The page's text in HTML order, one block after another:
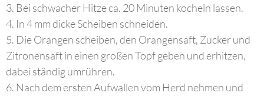
3. Bei schwacher Hitze ca. 20 Minuten köcheln lassen.
4. In 4 mm dicke Scheiben schneiden.
5. Die Orangen scheiben, den Orangensaft, Zucker und
Zitronensaft in einen großen Topf geben und erhitzen,
dabei ständig umrühren.
6. Nach dem ersten Aufwallen vom Herd nehmen und